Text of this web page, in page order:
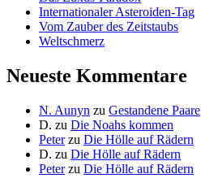
Internationaler Asteroiden-Tag
Vom Zauber des Zeitstaubs
Weltschmerz
Neueste Kommentare
N. Aunyn zu Gestandene Paare
D. zu Die Noahs kommen
Peterzu Die Hölle auf Rädern
D. zu Die Hölle auf Rädern
Peterzu Die Hölle auf Rädern